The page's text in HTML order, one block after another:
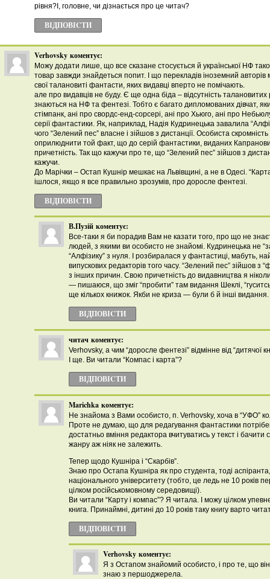
рівня?І, головне, чи дізнається про це читач?
ВІДПОВІCТИ
Verhovsky коментує:
Можу додати лише, що все сказане стосується й української НФ
товар завжди знайдеться попит. І що перекладів іноземний
свої талановиті фантасти, яких видавці вперто не помічають.
але про видавців не буду. Є ще одна біда – відсутність
знаються на НФ та фентезі. Тобто є багато дипломованих дівчат,
стімпанк, ані про свордс-енд-сорсері, ані про Хьюго, ані про
серії фантастики. Як, наприклад, Надія Кудринецька завалила
чого “Зелений пес” власне і зійшов з дистанції. Особиста
оприлюднити той факт, що до серій фантастики, виданих
причетність. Так що кажучи про те, що “Зелений пес” зійшов з
кажучи.
До Марічки – Остап Кушнір мешкає на Львівщині, а не в Одесі.
ішлося, якщо я все правильно зрозумів, про доросле фентезі.
ВІДПОВІCТИ
В.Пузій коментує:
Все-таки я би порадив Вам не казати того, про що не
людей, з якими ви особисто не знайомі. Кудринецька не
“Алфізику” з нуля. І розбиралася у фантастиці, мабуть,
випускових редакторів того часу. “Зелений пес” зійшов з
з інших причин. Свою причетність до видавництва я
— пишаюся, що зміг “пробити” там видання Шеклі,
ще кількох книжок. Якби не криза — були б й інші видання.
ВІДПОВІCТИ
читач коментує:
Verhovsky, а чим “доросле фентезі” відмінне від “дитячої
І ще. Ви читали “Компас і карта”?
ВІДПОВІCТИ
Marichka коментує:
Не знайома з Вами особисто, п. Verhovsky, хоча в “УФО”
Проте не думаю, що для редагування фантастики
достатньо вміння редактора вчитуватись у текст і бачити
жанру аж ніяк не залежить.
Тепер щодо Кушніра і “Скарбів”.
Знаю про Остапа Кушніра як про студента, тоді
національного університету (тобто, це ледь не 10 років
цілком російськомовному середовищі).
Ви читали “Карту і компас”? Я читала. І можу цілком
книга. Принаймні, дитині до 10 років таку книгу варто
ВІДПОВІCТИ
Verhovsky коментує:
Я з Остапом знайомий особисто, і про те, що
знаю з першоджерела.